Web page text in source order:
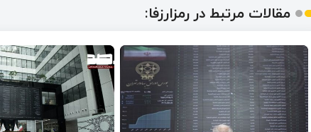
مقالات مرتبط در رمزارزفا: